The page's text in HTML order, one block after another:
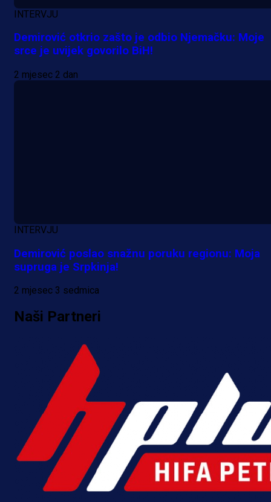
Kakva partija Omerovića:
dva gola za samo tri minute!
13 h 47 min
INTERVJU
Demirović otkrio zašto je odbio Njemačku: Moje
srce je uvijek govorilo BiH!
2 mjesec 2 dan
INTERVJU
Demirović poslao snažnu poruku regionu: Moja
supruga je Srpkinja!
2 mjesec 3 sedmica
Naši Partneri